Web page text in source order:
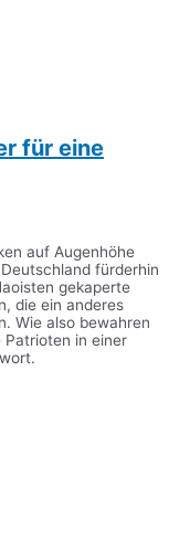
für eine
auf Augenhöhe
fürderhin
gekaperte
die ein anderes
Wie also bewahren
in einer